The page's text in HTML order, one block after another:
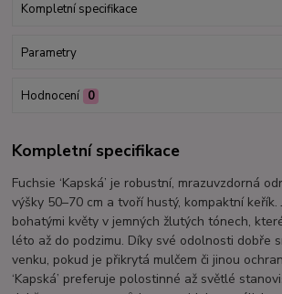
Kompletní specifikace
Parametry
Hodnocení 0
Kompletní specifikace
Fuchsie ‘Kapská’ je robustní, mrazuvzdorná
výšky 50–70 cm a tvoří hustý, kompaktní keřík.
bohatými květy v jemných žlutých tónech,
léto až do podzimu. Díky své odolnosti dobře
venku, pokud je přikrytá mulčem či jinou
‘Kapská’ preferuje polostinné až světlé